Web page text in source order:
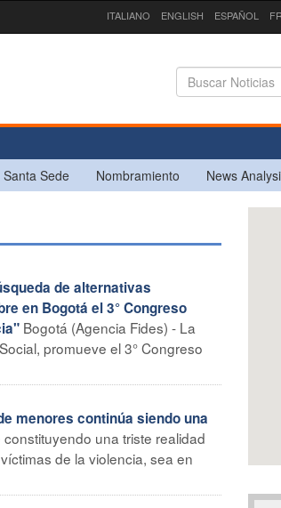
ITALIANO ENGLISH ESPAÑOL
Sede Nombramiento News
de alternativas
en Bogotá el 3° Congreso
Bogotá (Agencia Fides) - La
promueve el 3° Congreso
menores continúa siendo una
una triste realidad
de la violencia, sea en